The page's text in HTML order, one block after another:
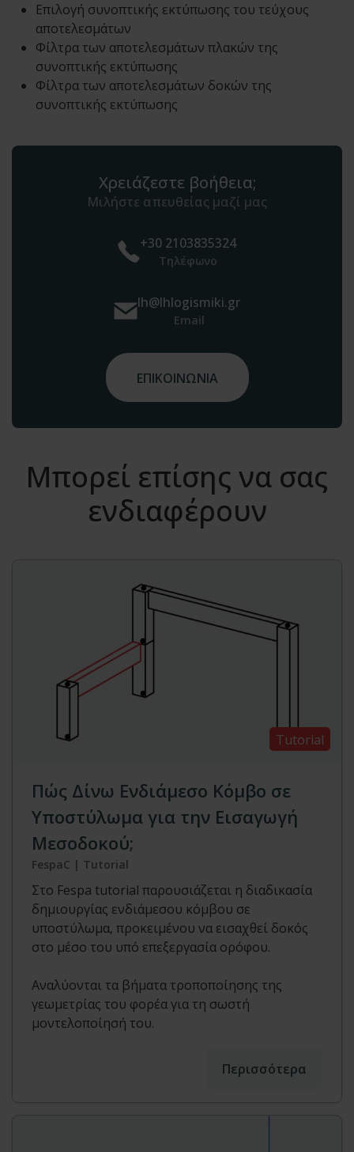
Επιλογή συνοπτικής εκτύπωσης του τεύχους
αποτελεσμάτων
Φίλτρα των αποτελεσμάτων πλακών της
συνοπτικής εκτύπωσης
Φίλτρα των αποτελεσμάτων δοκών της
συνοπτικής εκτύπωσης
Χρειάζεστε βοήθεια;
Μιλήστε απευθείας μαζί μας
+30 2103835324
Τηλέφωνο
lh@lhlogismiki.gr
Email
ΕΠΙΚΟΙΝΩΝΙΑ
Μπορεί επίσης να σας
ενδιαφέρουν
Tutorial
Πώς Δίνω Ενδιάμεσο Κόμβο σε
Υποστύλωμα για την Εισαγωγή
Μεσοδοκού;
FespaC | Tutorial
Στο Fespa tutorial παρουσιάζεται η διαδικασία
δημιουργίας ενδιάμεσου κόμβου σε
υποστύλωμα, προκειμένου να εισαχθεί δοκός
στο μέσο του υπό επεξεργασία ορόφου.
Αναλύονται τα βήματα τροποποίησης της
γεωμετρίας του φορέα για τη σωστή
μοντελοποίησή του.
Περισσότερα